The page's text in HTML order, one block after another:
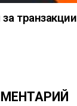
транзакции